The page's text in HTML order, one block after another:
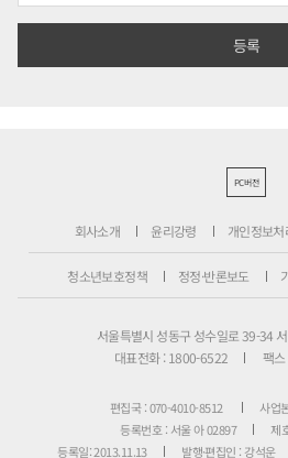
PC버전
회사소개 윤리강령 개인정보
청소년보호정책 정정·반론보도
서울특별시 성동구 성수일로 39-34
대표전화 : 1800-6522
팩
편집국 : 070-4010-8512
사업
등록번호 : 서울 아 02897
제
등록일: 2013.11.13
발행·편집인 : 강석운